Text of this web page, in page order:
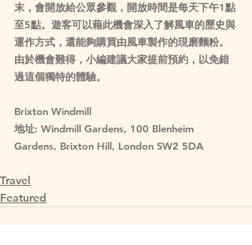
末，會開放給公眾參觀，開放時間是每天下午1點
至5點。遊客可以藉此機會深入了解風車的歷史與
運作方式，還能夠購買由風車製作的現磨麵粉。
由於機會難得，小編建議大家提前預約，以免錯
過這個獨特的體驗。
Brixton Windmill
地址: Windmill Gardens, 100 Blenheim
Gardens, Brixton Hill, London SW2 5DA
Travel
Featured